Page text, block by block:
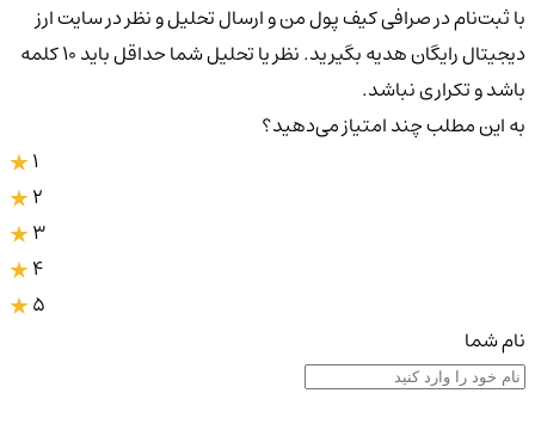
با ثبت‌نام در صرافی کیف پول من و ارسال تحلیل و نظر در سایت ارز
دیجیتال رایگان هدیه بگیرید. نظر یا تحلیل شما حداقل باید ۱۰ کلمه
باشد و تکراری نباشد.
به این مطلب چند امتیاز می‌دهید؟
3
4
5
نام شما